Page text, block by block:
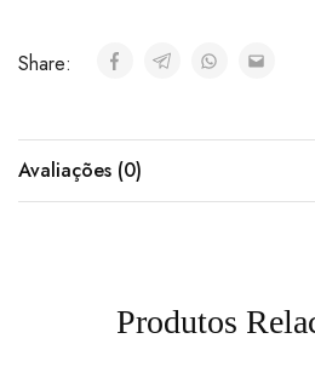
Share:
Avaliações (0)
Produtos